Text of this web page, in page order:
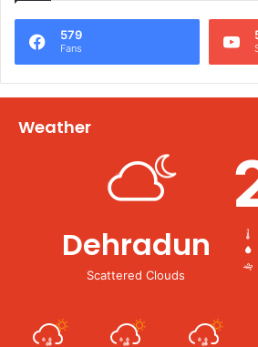
579
Fans
Weather
Dehradun
Scattered Clouds